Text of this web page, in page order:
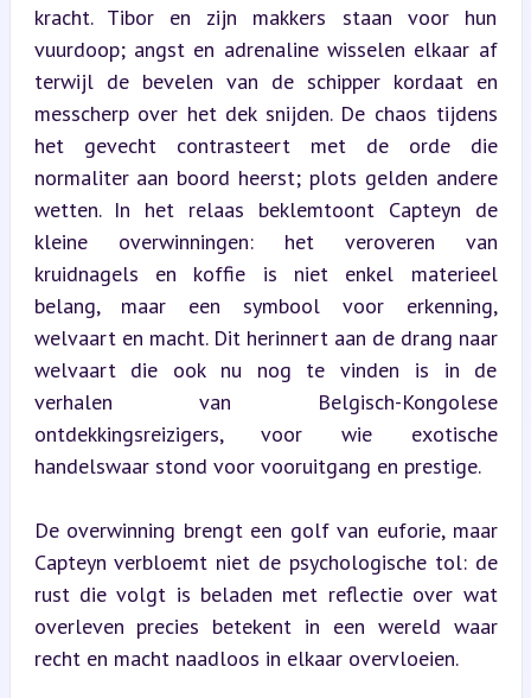
kracht. Tibor en zijn makkers staan voor hun
vuurdoop; angst en adrenaline wisselen elkaar af
terwijl de bevelen van de schipper kordaat en
messcherp over het dek snijden. De chaos tijdens
het gevecht contrasteert met de orde die
normaliter aan boord heerst; plots gelden andere
wetten. In het relaas beklemtoont Capteyn de
kleine overwinningen: het veroveren van
kruidnagels en koffie is niet enkel materieel
belang, maar een symbool voor erkenning,
welvaart en macht. Dit herinnert aan de drang naar
welvaart die ook nu nog te vinden is in de
verhalen van Belgisch-Kongolese
ontdekkingsreizigers, voor wie exotische
handelswaar stond voor vooruitgang en prestige.
De overwinning brengt een golf van euforie, maar
Capteyn verbloemt niet de psychologische tol: de
rust die volgt is beladen met reflectie over wat
overleven precies betekent in een wereld waar
recht en macht naadloos in elkaar overvloeien.